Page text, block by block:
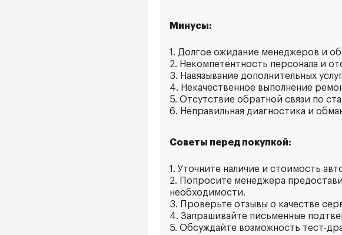
Минусы:
1. Долгое ожидание менеджеров и
2. Некомпетентность персонала и
3. Навязывание дополнительных
4. Некачественное выполнение
5. Отсутствие обратной связи по
6. Неправильная диагностика и
Советы перед покупкой:
1. Уточните наличие и стоимость
2. Попросите менеджера
необходимости.
3. Проверьте отзывы о качестве
4. Запрашивайте письменные
5. Обсуждайте возможность тест-